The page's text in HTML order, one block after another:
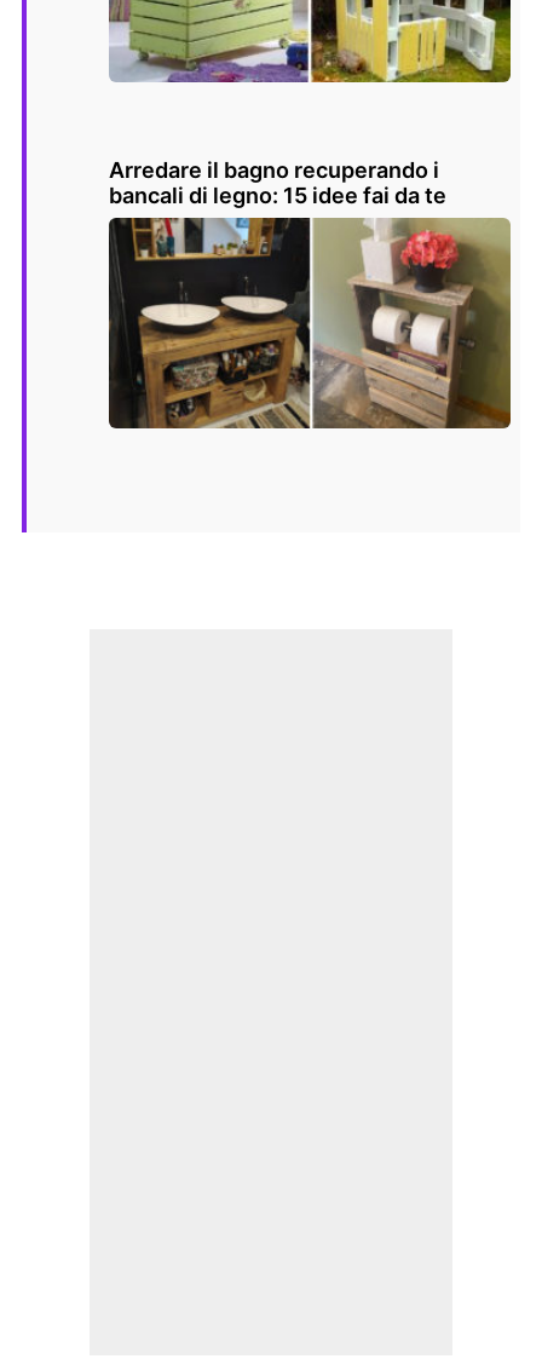
Arredare il bagno recuperando i
bancali di legno: 15 idee fai da te